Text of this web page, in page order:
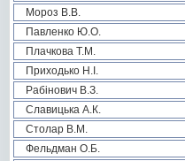
Мороз В.В.
Павленко Ю.О.
Плачкова Т.М.
Приходько Н.І.
Рабінович В.З.
Славицька А.К.
Столар В.М.
Фельдман О.Б.